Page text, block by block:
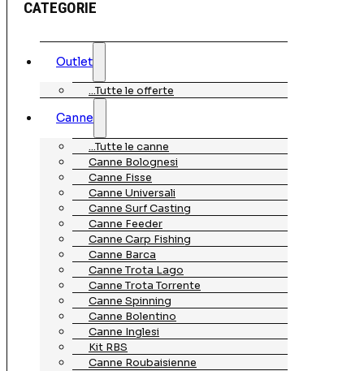
CATEGORIE
Outlet
…Tutte le offerte
Canne
…Tutte le canne
Canne Bolognesi
Canne Fisse
Canne Universali
Canne Surf Casting
Canne Feeder
Canne Carp Fishing
Canne Barca
Canne Trota Lago
Canne Trota Torrente
Canne Spinning
Canne Bolentino
Canne Inglesi
Kit RBS
Canne Roubaisienne